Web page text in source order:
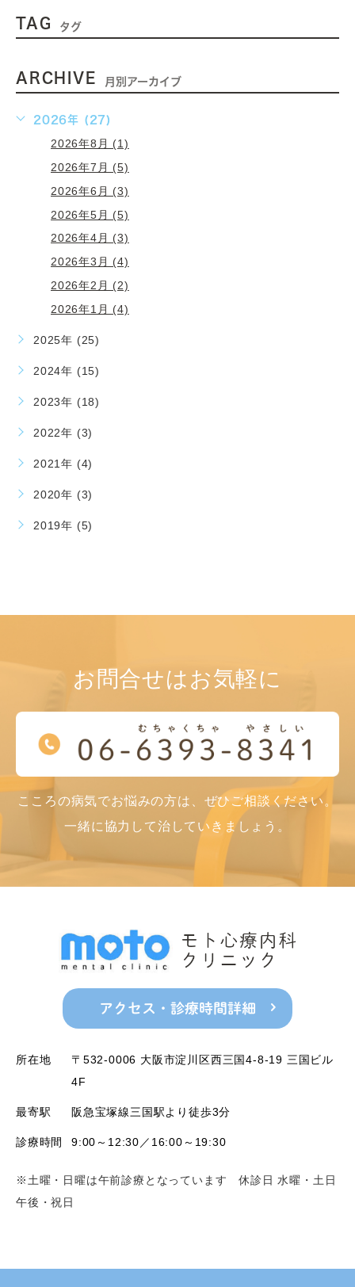
TAG タグ
ARCHIVE 月別アーカイブ
2026年 (27)
2026年8月 (1)
2026年7月 (5)
2026年6月 (3)
2026年5月 (5)
2026年4月 (3)
2026年3月 (4)
2026年2月 (2)
2026年1月 (4)
2025年 (25)
2024年 (15)
2023年 (18)
2022年 (3)
2021年 (4)
2020年 (3)
2019年 (5)
お問合せはお気軽に
こころの病気でお悩みの方は、ぜひご相談ください。
一緒に協力して治していきましょう。
アクセス・診療時間詳細
所在地
〒532-0006 大阪市淀川区西三国4-8-19 三国ビル
4F
最寄駅 阪急宝塚線三国駅より徒歩3分
診療時間 9:00～12:30／16:00～19:30
※土曜・日曜は午前診療となっています 休診日 水曜・土日
午後・祝日